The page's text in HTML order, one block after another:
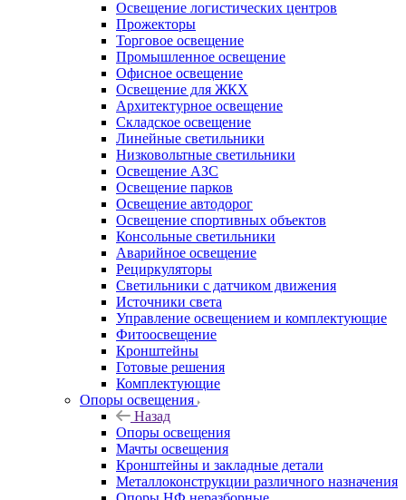
Освещение логистических центров
Прожекторы
Торговое освещение
Промышленное освещение
Офисное освещение
Освещение для ЖКХ
Архитектурное освещение
Складское освещение
Линейные светильники
Низковольтные светильники
Освещение АЗС
Освещение парков
Освещение автодорог
Освещение спортивных объектов
Консольные светильники
Аварийное освещение
Рециркуляторы
Светильники с датчиком движения
Источники света
Управление освещением и комплектующие
Фитоосвещение
Кронштейны
Готовые решения
Комплектующие
Опоры освещения
Назад
Опоры освещения
Мачты освещения
Кронштейны и закладные детали
Металлоконструкции различного назначения